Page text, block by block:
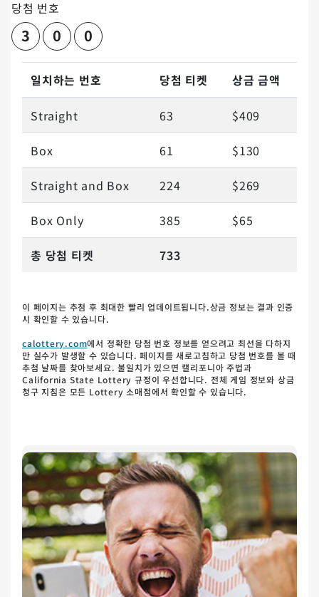
당첨 번호
3 0 0
일치하는 번호 당첨 티켓 상금 금액
Straight 63 $409
Box 61 $130
Straight and Box 224 $269
Box Only 385 $65
총 당첨 티켓 733
이 페이지는 추첨 후 최대한 빨리 업데이트됩니다.상금 정보는 결과 인증
시 확인할 수 있습니다.
calottery.com에서 정확한 당첨 번호 정보를 얻으려고 최선을 다하지
만 실수가 발생할 수 있습니다. 페이지를 새로고침하고 당첨 번호를 볼 때
추첨 날짜를 찾아보세요. 불일치가 있으면 캘리포니아 주법과
California State Lottery 규정이 우선합니다. 전체 게임 정보와 상금
청구 지침은 모든 Lottery 소매점에서 확인할 수 있습니다.